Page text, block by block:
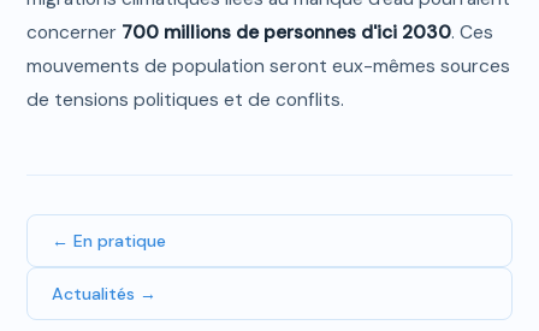
concerner 700 millions de personnes d'ici 2030. Ces
mouvements de population seront eux-mêmes sources
de tensions politiques et de conflits.
← En pratique
Actualités →